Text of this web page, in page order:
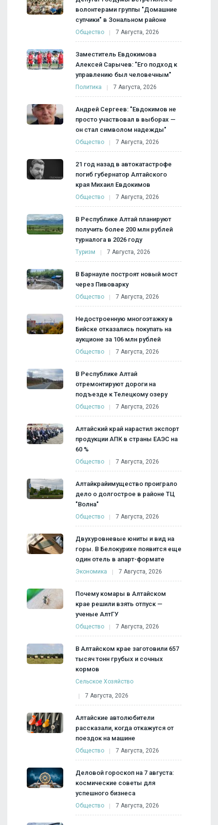
волонтерами группы "Домашние
супчики" в Зональном районе
Общество 7 Августа, 2026
Заместитель Евдокимова
Алексей Сарычев: "Его подход к
управлению был человечным"
Политика 7 Августа, 2026
Андрей Сергеев: "Евдокимов не
просто участвовал в выборах —
он стал символом надежды"
Общество 7 Августа, 2026
21 год назад в автокатастрофе
погиб губернатор Алтайского
края Михаил Евдокимов
Общество 7 Августа, 2026
В Республике Алтай планируют
получить более 200 млн рублей
турналога в 2026 году
Туризм 7 Августа, 2026
В Барнауле построят новый мост
через Пивоварку
Общество 7 Августа, 2026
Недостроенную многоэтажку в
Бийске отказались покупать на
аукционе за 106 млн рублей
Общество 7 Августа, 2026
В Республике Алтай
отремонтируют дороги на
подъезде к Телецкому озеру
Общество 7 Августа, 2026
Алтайский край нарастил экспорт
продукции АПК в страны ЕАЭС на
60 %
Общество 7 Августа, 2026
Алтайкрайимущество проиграло
дело о долгострое в районе ТЦ
"Волна"
Общество 7 Августа, 2026
Двухуровневые юниты и вид на
горы. В Белокурихе появится еще
один отель в апарт-формате
Экономика 7 Августа, 2026
Почему комары в Алтайском
крае решили взять отпуск —
ученые АлтГУ
Общество 7 Августа, 2026
В Алтайском крае заготовили 657
тысяч тонн грубых и сочных
кормов
Сельское Хозяйство
7 Августа, 2026
Алтайские автолюбители
рассказали, когда откажутся от
поездок на машине
Общество 7 Августа, 2026
Деловой гороскоп на 7 августа:
космические советы для
успешного бизнеса
Общество 7 Августа, 2026